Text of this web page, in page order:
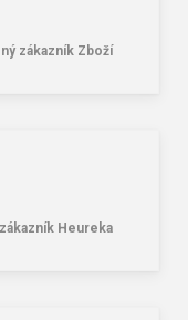
zákazník Zboží
Heureka